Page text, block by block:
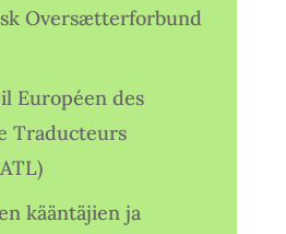
Oversætterforbund
Européen des
Traducteurs
kääntäjien ja